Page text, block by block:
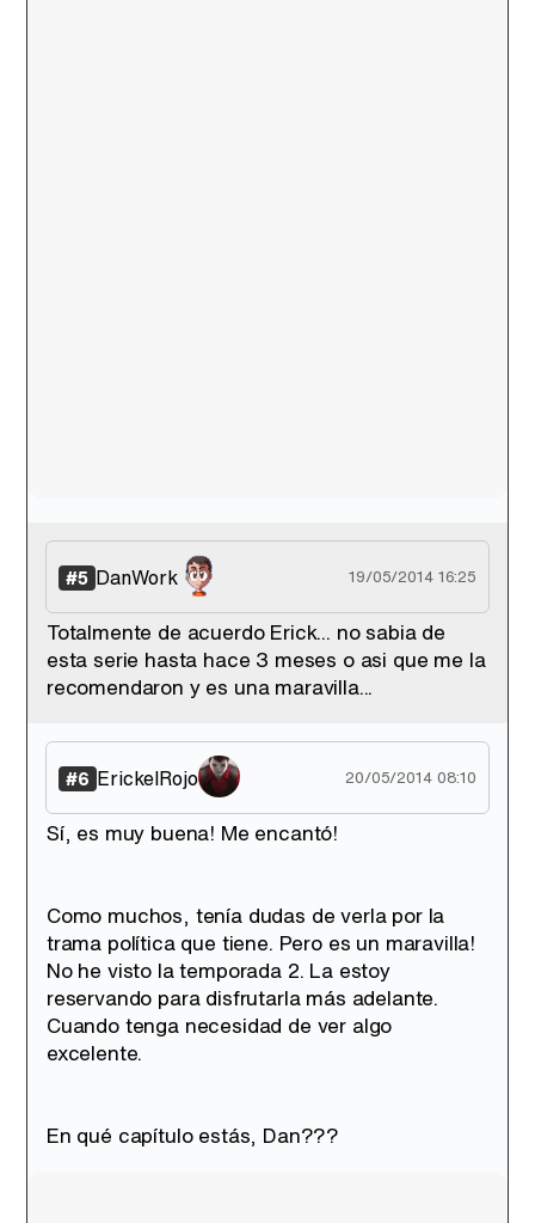
#5 DanWork 19/05/2014 16:25
Totalmente de acuerdo Erick... no sabia de
esta serie hasta hace 3 meses o asi que me la
recomendaron y es una maravilla...
#6 ErickelRojo 20/05/2014 08:10
Sí, es muy buena! Me encantó!
Como muchos, tenía dudas de verla por la
trama política que tiene. Pero es un maravilla!
No he visto la temporada 2. La estoy
reservando para disfrutarla más adelante.
Cuando tenga necesidad de ver algo
excelente.
En qué capítulo estás, Dan???